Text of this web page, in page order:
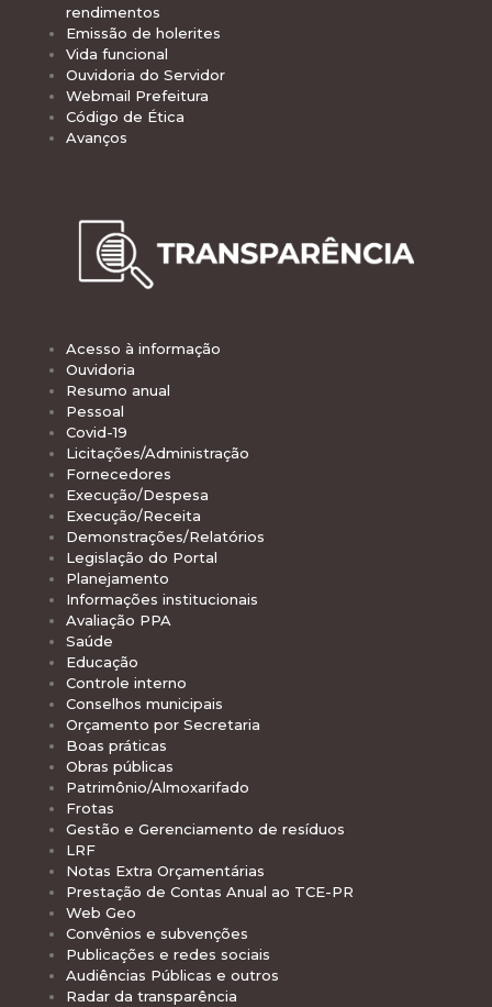
rendimentos
Emissão de holerites
Vida funcional
Ouvidoria do Servidor
Webmail Prefeitura
Código de Ética
Avanços
Acesso à informação
Ouvidoria
Resumo anual
Pessoal
Covid-19
Licitações/Administração
Fornecedores
Execução/Despesa
Execução/Receita
Demonstrações/Relatórios
Legislação do Portal
Planejamento
Informações institucionais
Avaliação PPA
Saúde
Educação
Controle interno
Conselhos municipais
Orçamento por Secretaria
Boas práticas
Obras públicas
Patrimônio/Almoxarifado
Frotas
Gestão e Gerenciamento de resíduos
LRF
Notas Extra Orçamentárias
Prestação de Contas Anual ao TCE-PR
Web Geo
Convênios e subvenções
Publicações e redes sociais
Audiências Públicas e outros
Radar da transparência